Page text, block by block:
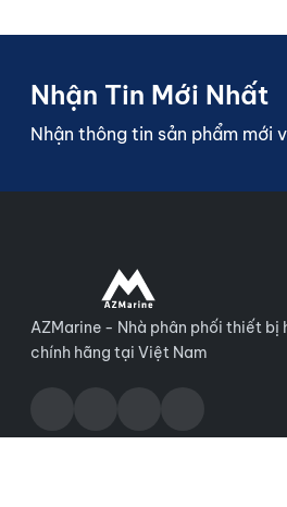
Nhận Tin Mới Nhất
Nhận thông tin sản phẩm mới
AZMarine - Nhà phân phối thiết bị
chính hãng tại Việt Nam